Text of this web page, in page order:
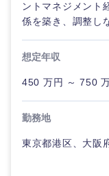
経営企
画・事業
企画
経営ボー
ド
管理
経営企画・事
経営ボード
管理
宮城県
希望年収
推奨年齢
ントマネジメント
係を築き、調整し
想定年収
450 万円 ～ 750
勤務地
東京都港区、大阪